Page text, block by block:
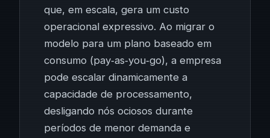
que, em escala, gera um custo
operacional expressivo. Ao migrar o
modelo para um plano baseado em
consumo (pay‑as‑you‑go), a empresa
pode escalar dinamicamente a
capacidade de processamento,
desligando nós ociosos durante
períodos de menor demanda e